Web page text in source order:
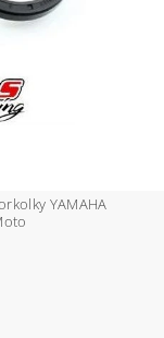
YAMAHA